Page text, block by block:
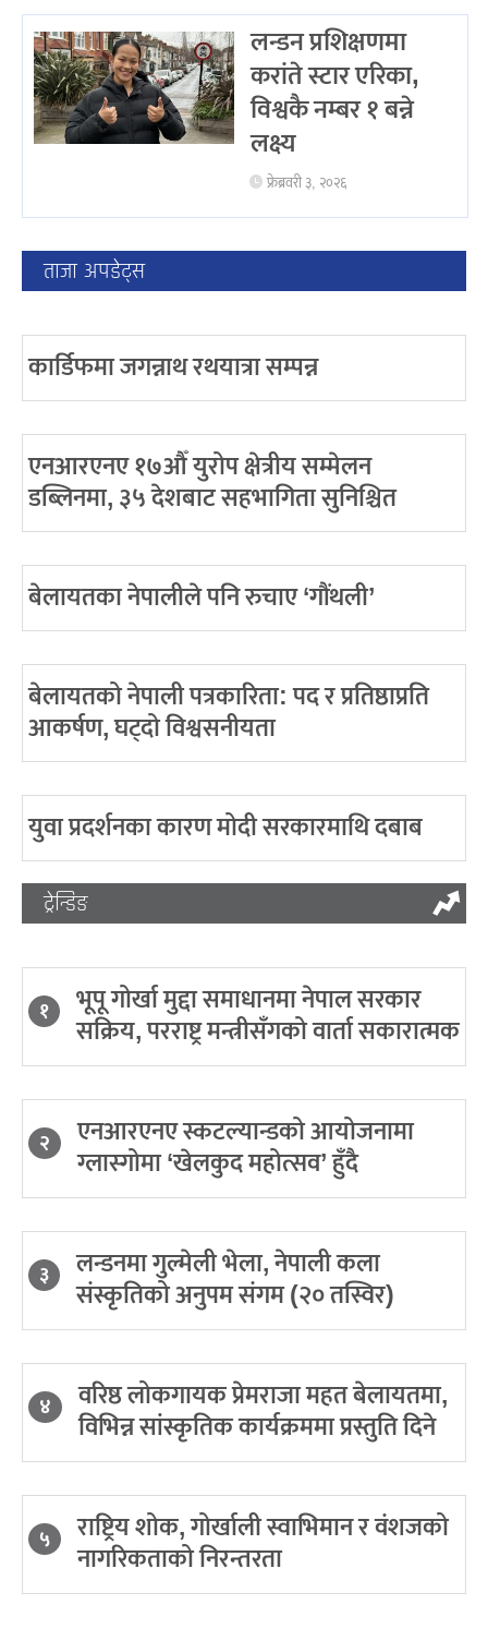
लन्डन प्रशिक्षणमा
करांते स्टार एरिका,
विश्वकै नम्बर १ बन्ने
लक्ष्य
फ्रेब्रवरी ३, २०२६
ताजा अपडेट्स
कार्डिफमा जगन्नाथ रथयात्रा सम्पन्न
एनआरएनए १७औँ युरोप क्षेत्रीय सम्मेलन
डब्लिनमा, ३५ देशबाट सहभागिता सुनिश्चित
बेलायतका नेपालीले पनि रुचाए ‘गौंथली’
बेलायतको नेपाली पत्रकारिता: पद र प्रतिष्ठाप्रति
आकर्षण, घट्दो विश्वसनीयता
युवा प्रदर्शनका कारण मोदी सरकारमाथि दबाब
ट्रेन्डिङ
१ भूपू गोर्खा मुद्दा समाधानमा नेपाल सरकार
सक्रिय, परराष्ट्र मन्त्रीसँगको वार्ता सकारात्मक
२ एनआरएनए स्कटल्यान्डको आयोजनामा
ग्लास्गोमा ‘खेलकुद महोत्सव’ हुँदै
३ लन्डनमा गुल्मेली भेला, नेपाली कला
संस्कृतिको अनुपम संगम (२० तस्विर)
४ वरिष्ठ लोकगायक प्रेमराजा महत बेलायतमा,
विभिन्न सांस्कृतिक कार्यक्रममा प्रस्तुति दिने
५ राष्ट्रिय शोक, गोर्खाली स्वाभिमान र वंशजको
नागरिकताको निरन्तरता